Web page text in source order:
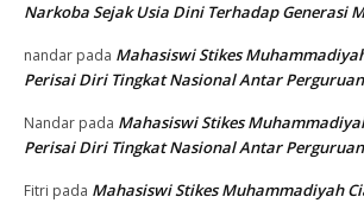
Narkoba Sejak Usia Dini Terhadap Generasi
nandar pada Mahasiswi Stikes
Perisai Diri Tingkat Nasional Antar
Nandar pada Mahasiswi Stikes
Perisai Diri Tingkat Nasional Antar
Fitri pada Mahasiswi Stikes Muhammadiyah